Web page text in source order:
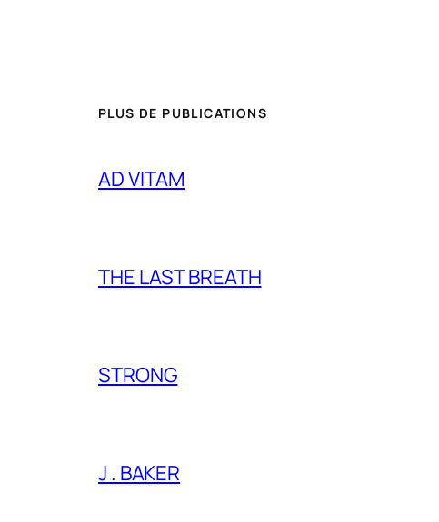
PLUS DE PUBLICATIONS
AD VITAM
THE LAST BREATH
STRONG
J . BAKER